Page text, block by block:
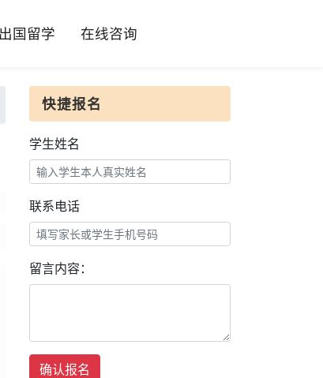
出国留学 在线咨询
快捷报名
学生姓名
联系电话
留言内容：
确认报名